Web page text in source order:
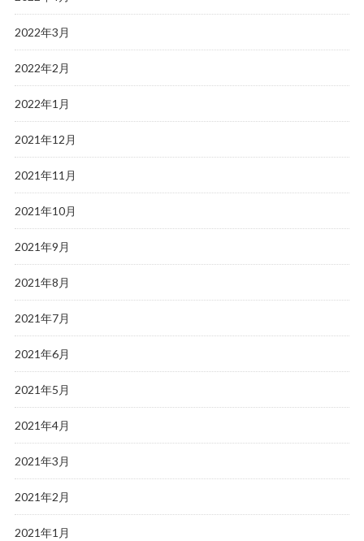
2022年3月
2022年2月
2022年1月
2021年12月
2021年11月
2021年10月
2021年9月
2021年8月
2021年7月
2021年6月
2021年5月
2021年4月
2021年3月
2021年2月
2021年1月